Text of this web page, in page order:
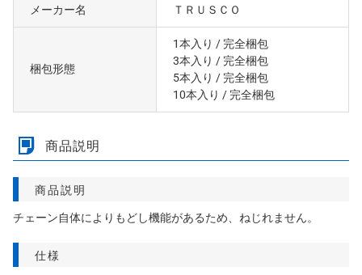
メーカー名 ＴＲＵＳＣＯ
梱包形態
1本入り / 完全梱包
3本入り / 完全梱包
5本入り / 完全梱包
10本入り / 完全梱包
商品説明
商品説明
チェーン自体によりもどし機能があるため、ねじれません。
仕様